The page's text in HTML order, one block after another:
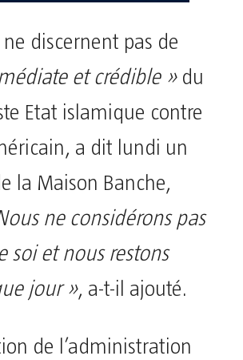
ne discernent pas de
et crédible »du
Etat islamique contre
a dit lundi un
la Maison Banche,
ne considérons pas
soi et nous restons
jour », a-t-il ajouté.
de l’administration